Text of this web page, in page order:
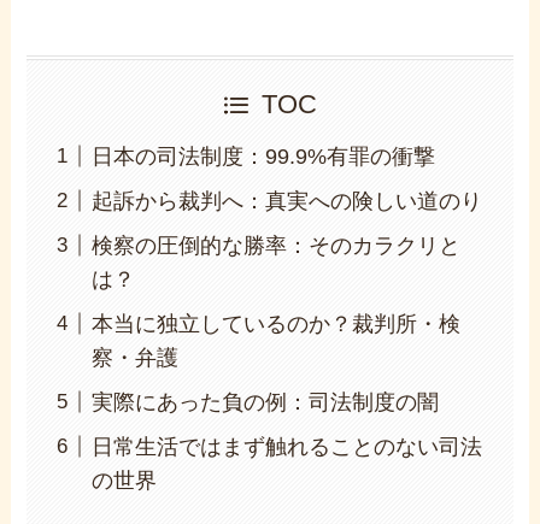
TOC
日本の司法制度：99.9%有罪の衝撃
起訴から裁判へ：真実への険しい道のり
検察の圧倒的な勝率：そのカラクリと
は？
本当に独立しているのか？裁判所・検
察・弁護
実際にあった負の例：司法制度の闇
日常生活ではまず触れることのない司法
の世界